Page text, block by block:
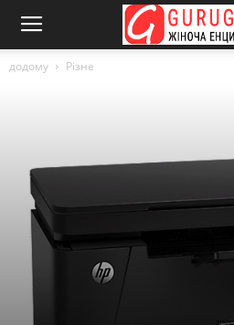
додому Різне